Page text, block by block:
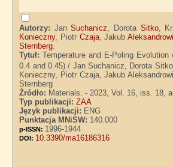
Autorzy: JanSuchanicz , Dorota Sitko,
Konieczny, Piotr Czaja, Jakub
Sternberg
Tytuł:Temperature and E-Poling
0.4 and 0.45) / Jan Suchanicz, Dorota
Konieczny, Piotr Czaja, Jakub
Sternberg
Źródło: Materials. - 2023, Vol. 16, iss. 18,
Typ publikacji:ZAA
Język publikacji: ENG
Punktacja MNiSW: 140.000
p-ISSN: 1996-1944
DOI: 10.3390/ma16186316